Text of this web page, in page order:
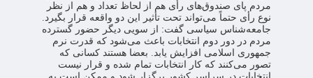
مردم پای صندوق‌های رأی هم از لحاظ تعداد و هم از نظر
نوع رأی حتماً می‌تواند تحت تأثیر این دو واقعه قرار بگیرد.
جامعه‌شناس سیاسی گفت: از سویی دیگر حضور گسترده
مردم در دور دوم انتخابات باعث می‌شود که قدرت نرم
جمهوری اسلامی افزایش یابد. بعضا هستند کسانی که
تصور می‌کنند که کار انتخابات تمام شده و قرار نیست